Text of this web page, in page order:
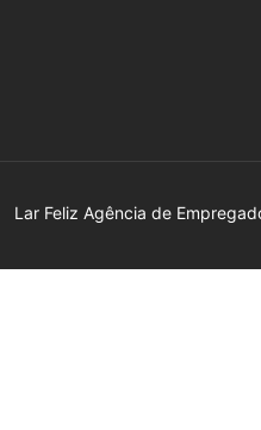
Lar Feliz Agência de